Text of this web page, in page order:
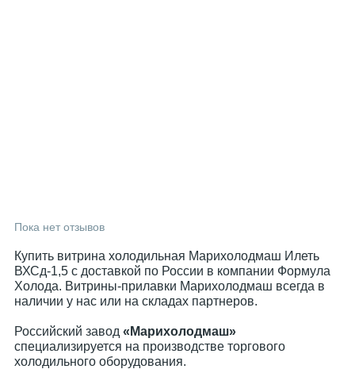
Пока нет отзывов
Купить витрина холодильная Марихолодмаш Илеть
ВХСд-1,5 с доставкой по России в компании Формула
Холода. Витрины-прилавки Марихолодмаш всегда в
наличии у нас или на складах партнеров.
Российский завод «Марихолодмаш»
специализируется на производстве торгового
холодильного оборудования.